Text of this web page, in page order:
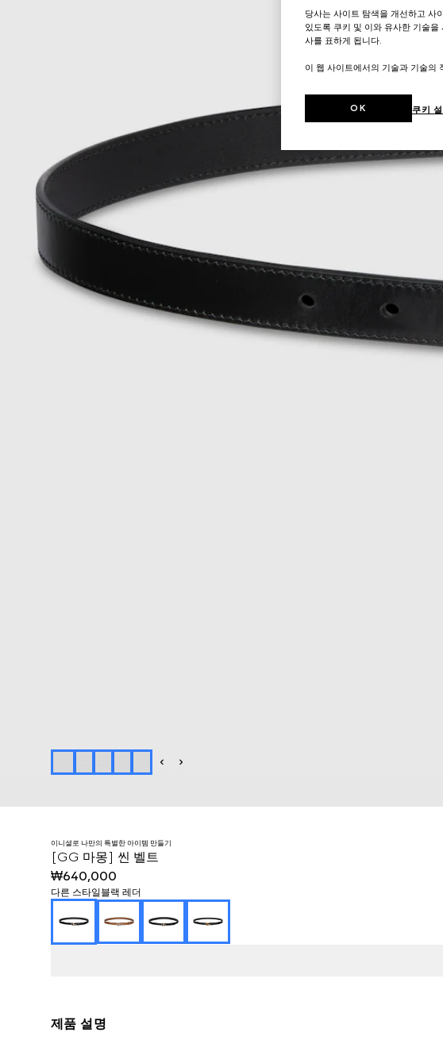
이니셜로 나만의 특별한 아이템 만들기
[GG 마몽] 씬 벨트
₩640,000
다른 스타일 블랙 레더
제품 설명
당사는 사이트 탐색을 개선하고 사
있도록 쿠키 및 이와 유사한 기술
사를 표하게 됩니다.
이 웹 사이트에서의 기술과 기술의
쿠키 설
OK